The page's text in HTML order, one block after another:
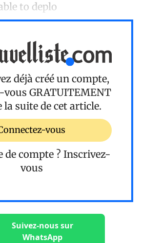
to deplo
déjà créé un compte,
vous GRATUITEMENT
suite de cet article.
vous
de compte ? Inscrivez-
vous
Suivez-nous sur
WhatsApp